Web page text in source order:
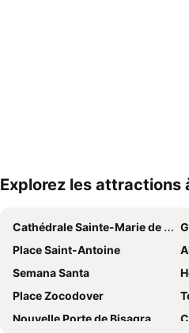
Explorez les attractions
Cathédrale Sainte-Marie de Tolède
Place Saint-Antoine
Semana Santa
Place Zocodover
Nouvelle Porte de Bisagra